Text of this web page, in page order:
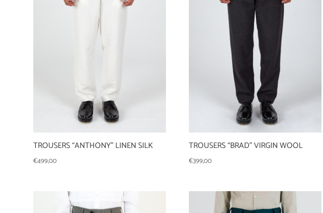
TROUSERS “ANTHONY” LINEN SILK
€499,00
TROUSERS “BRAD” VIRGIN WOOL
€399,00